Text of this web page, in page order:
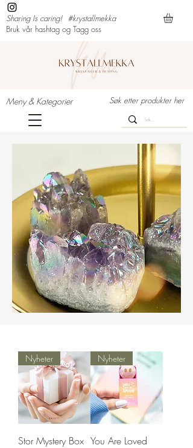
Meny & Kategorier
#krystallmekka
Sharing Is caring!
Bruk vår hashtag og Tagg oss
Søk etter produkter her
Nyheter
Stor Mystery Box
Nyheter
You Are Loved